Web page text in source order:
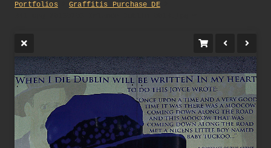
Portfolios
Graffitis_Purchase_DE